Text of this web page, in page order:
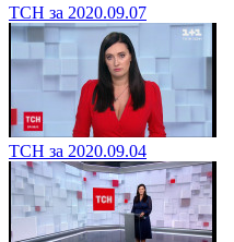
ТСН за 2020.09.07
ТСН за 2020.09.04